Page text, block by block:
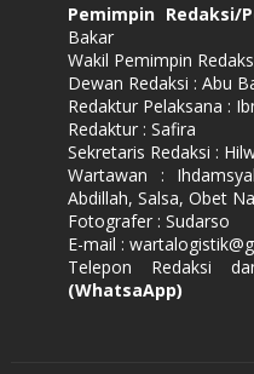
Pemimpin Redaksi/
Bakar
Wakil Pemimpin
Dewan Redaksi : Abu
Redaktur Pelaksana :
Redaktur : Safira
Sekretaris Redaksi :
Wartawan :
Abdillah, Salsa, Obet
Fotografer : Sudarso
E-mail :
Telepon Redaksi
(WhatsaApp)